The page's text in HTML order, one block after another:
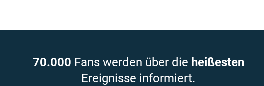
70.000 Fans werden über die heißesten
Ereignisse informiert.